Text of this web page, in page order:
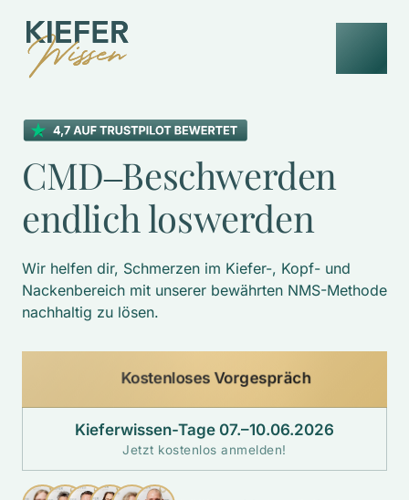
CMD‒
endlich loswerden
Wir helfen dir, Schmerzen im Kiefer-, Kopf- und
Nackenbereich mit unserer bewährten NMS-Methode
nachhaltig zu lösen.
Kostenloses Vorgespräch
Kieferwissen-Tage 07.–10.06.2026
Jetzt kostenlos anmelden!